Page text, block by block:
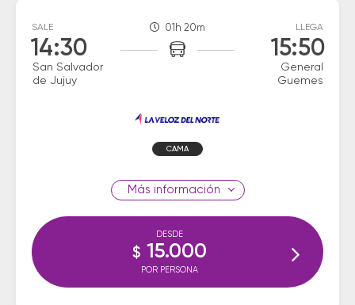
SALE
14:30
San Salvador
de Jujuy
01h 20m LLEGA
15:50
General
Guemes
CAMA
información
DESDE
$ 15.000
POR PERSONA